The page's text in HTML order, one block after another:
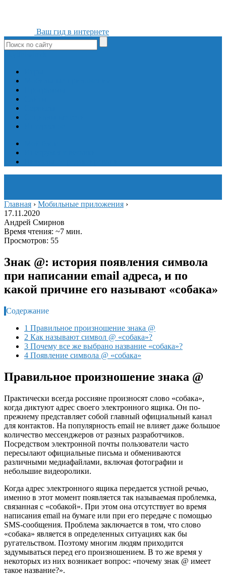
Ваш гид в интернете
Главная › Мобильные приложения ›
17.11.2020
Андрей Смирнов
Время чтения: ~7 мин.
Просмотров: 55
Знак @: история появления символа
при написании email адреса, и по
какой причине его называют «собака»
Содержание
1 Правильное произношение знака @
2 Как называют символ @ «собака»?
3 Почему все же выбрано название «собака»?
4 Появление символа @ «собака»
Правильное произношение знака @
Практически всегда россияне произносят слово «собака»,
когда диктуют адрес своего электронного ящика. Он по-
прежнему представляет собой главный официальный канал
для контактов. На популярность email не влияет даже большое
количество мессенджеров от разных разработчиков.
Посредством электронной почты пользователи часто
пересылают официальные письма и обмениваются
различными медиафайлами, включая фотографии и
небольшие видеоролики.
Когда адрес электронного ящика передается устной речью,
именно в этот момент появляется так называемая проблемка,
связанная с «собакой». При этом она отсутствует во время
написания email на бумаге или при его передаче с помощью
SMS-сообщения. Проблема заключается в том, что слово
«собака» является в определенных ситуациях как бы
ругательством. Поэтому многим людям приходится
задумываться перед его произношением. В то же время у
некоторых из них возникает вопрос: «почему знак @ имеет
такое название?».